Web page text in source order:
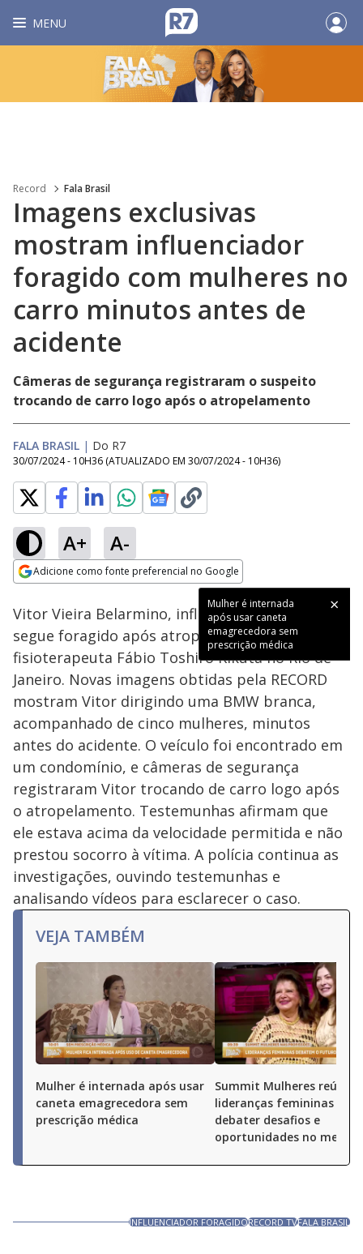
MENU
Record Fala Brasil
Imagens exclusivas
mostram influenciador
foragido com mulheres no
carro minutos antes de
acidente
Câmeras de segurança registraram o suspeito
trocando de carro logo após o atropelamento
FALA BRASIL | Do R7
30/07/2024 - 10H36 (ATUALIZADO EM 30/07/2024 - 10H36)
A+ A-
Adicione como fonte preferencial no Google
Mulher é internada
após usar caneta
emagrecedora sem
prescrição médica
Ativar
Loaded
59.80%
Vitor Vieira Belarmino, influenciador digital,
segue foragido após atropelar e matar o
fisioterapeuta Fábio Toshiro Kikuta no Rio de
Janeiro. Novas imagens obtidas pela RECORD
mostram Vitor dirigindo uma BMW branca,
acompanhado de cinco mulheres, minutos
antes do acidente. O veículo foi encontrado em
um condomínio, e câmeras de segurança
registraram Vitor trocando de carro logo após
o atropelamento. Testemunhas afirmam que
ele estava acima da velocidade permitida e não
prestou socorro à vítima. A polícia continua as
investigações, ouvindo testemunhas e
analisando vídeos para esclarecer o caso.
VEJA TAMBÉM
Mulher é internada após usar
caneta emagrecedora sem
prescrição médica
Summit Mulheres reúne
lideranças femininas para
debater desafios e
oportunidades no
INFLUENCIADOR FORAGIDORECORD TVFALA BRASIL